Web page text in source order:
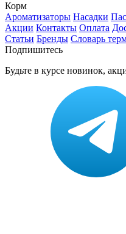
Корм
Ароматизаторы Насадки
Акции Контакты Оплата
Статьи Бренды Словарь
Подпишитесь
Будьте в курсе новинок,